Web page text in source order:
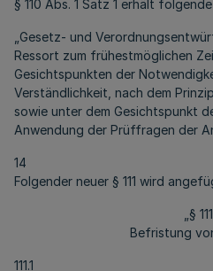
§ 110 Abs. 1 Satz 1 erhält
„Gesetz- und
Ressort zum frühestmöglichen
Gesichtspunkten der
Verständlichkeit, nach dem
sowie unter dem Gesichtspunkt
Anwendung der Prüffragen der
14
Folgender neuer § 111 wird
„§ 111
Befristung
111.1